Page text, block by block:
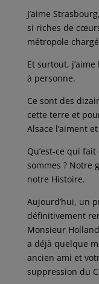
J’aime
si riches de
métropole
Et surtout,
à personne.
Ce sont des
cette terre et
Alsace l’aiment
Qu’est-ce qui
sommes ? Notre
notre Histoire.
Aujourd’hui, un
définitivement
Monsieur
a déjà quelque
ancien ami et
suppression du